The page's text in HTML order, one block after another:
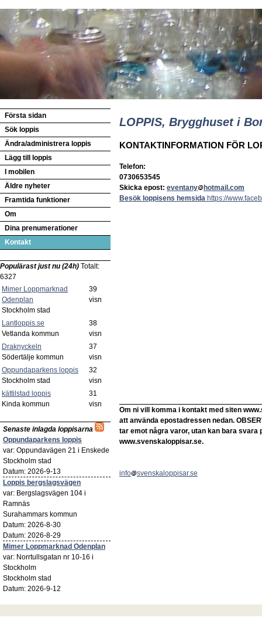
Första sidan
Sök loppis
Ändra/administrera loppis
Lägg till loppis
I mobilen
Äldre nyheter
Framtida funktioner
Om
Dina prenumerationer
Kontakt
Populärast just nu (24h) Totalt:
6327
Mimer Loppmarknad
Odenplan
Stockholm stad
39
visn
Lantloppis.se
Vetlanda kommun
38
visn
Draknyckeln
Södertälje kommun
37
visn
Oppundaparkens loppis
Stockholm stad
32
visn
kättilstad loppis
Kinda kommun
31
visn
Senaste inlagda loppisarna
Oppundaparkens loppis
var: Oppundavägen 21 i Enskede
Stockholm stad
Datum: 2026-9-13
Loppis bergslagsvägen
var: Bergslagsvägen 104 i
Ramnäs
Surahammars kommun
Datum: 2026-8-30
Datum: 2026-8-29
Mimer Loppmarknad Odenplan
var: Norrtullsgatan nr 10-16 i
Stockholm
Stockholm stad
Datum: 2026-9-12
LOPPIS, Brygghuset i
KONTAKTINFORMATION FÖR
Telefon:
0730653545
Skicka epost: eventany
hotmail.com
Besök loppisens hemsida https://
Om ni vill komma i kontakt med siten
att använda epostadressen nedan.
tar emot några varor, utan kan bara svara
www.svenskaloppisar.se.
info svenskaloppisar.se